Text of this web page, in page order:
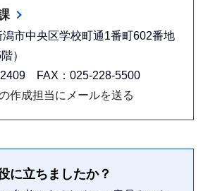
市中央区学校町通1番町602番地
）
FAX：025-228-5500
作成担当にメールを送る
に立ちましたか？